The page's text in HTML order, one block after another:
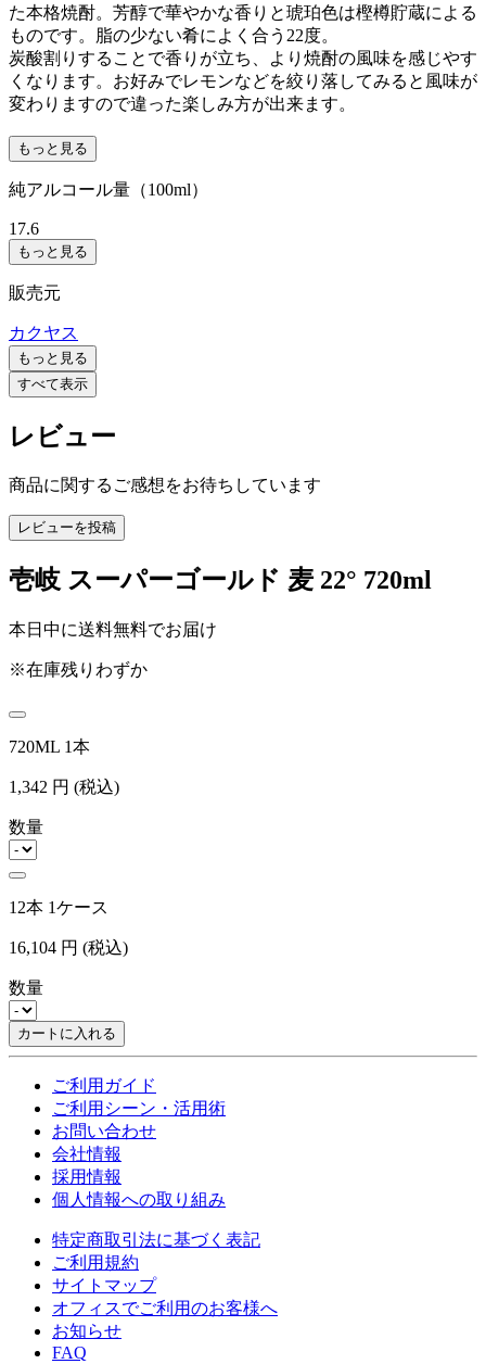
た本格焼酎。芳醇で華やかな香りと琥珀色は樫樽貯蔵による
ものです。脂の少ない肴によく合う22度。
炭酸割りすることで香りが立ち、より焼酎の風味を感じやす
くなります。お好みでレモンなどを絞り落してみると風味が
変わりますので違った楽しみ方が出来ます。
もっと見る
純アルコール量（100ml）
17.6
もっと見る
販売元
カクヤス
もっと見る
すべて表示
レビュー
商品に関するご感想をお待ちしています
レビューを投稿
壱岐 スーパーゴールド 麦 22° 720ml
本日中に送料無料でお届け
※在庫残りわずか
720ML 1本
1,342 円 (税込)
数量
12本 1ケース
16,104 円 (税込)
数量
カートに入れる
ご利用ガイド
ご利用シーン・活用術
お問い合わせ
会社情報
採用情報
個人情報への取り組み
特定商取引法に基づく表記
ご利用規約
サイトマップ
オフィスでご利用のお客様へ
お知らせ
FAQ